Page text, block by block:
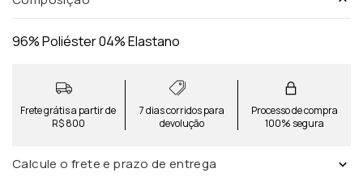
96% Poliéster 04% Elastano
Frete grátis a partir de
R$ 800
7 dias corridos para
devolução
Processo de compra
100% segura
Calcule o frete e prazo de entrega